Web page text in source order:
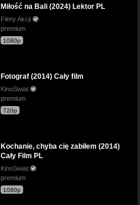
Miłość na Bali (2024) Lektor PL
Filmy Akcji
premium
1080p
Fotograf (2014) Cały film
KinoSwiat
premium
720p
Kochanie, chyba cię zabiłem (2014)
Cały Film PL
KinoSwiat
premium
1080p